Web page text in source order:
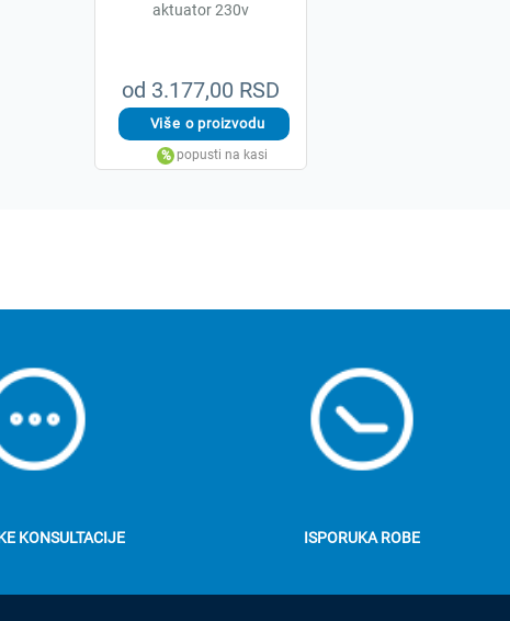
od 3.177,00 RSD
aktuator 230v
KONSULTACIJE ISPORUKA ROBE